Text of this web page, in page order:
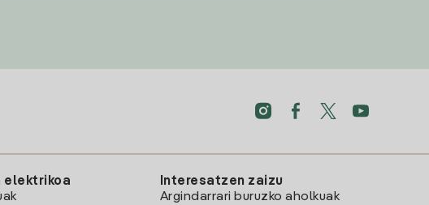
elektrikoa
Interesatzen zaizu
Argindarrari buruzko aholkuak